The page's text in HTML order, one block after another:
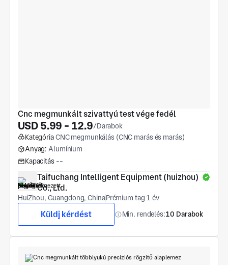
Cnc megmunkált szivattyú test vége fedél
USD 5.99 - 12.9/Darabok
KategóriaCNC megmunkálás (CNC marás és marás)
Anyag: Alumínium
Kapacitás --
Taifuchang Intelligent Equipment (huizhou)
Co., Ltd.
HuiZhou, Guangdong, ChinaPrémium tag 1 év
Küldj kérdést Min. rendelés:10 Darabok